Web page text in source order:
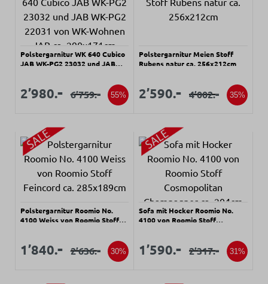
Polstergarnitur WK 640 Cubico
JAB WK-PG2 23032 und JAB
Verkaufspreis:
Verkaufspreis:
2’980.- Regulärer Preis:
6’759.- 55%
Polstergarnitur Meien Stoff
Rubens natur ca. 256x212cm
Verkaufspreis:
Verkaufspreis:
2’590.- Regulärer Preis:
4’002.- 35%
Polstergarnitur Roomio No.
4100 Weiss von Roomio Stoff
Verkaufspreis:
Verkaufspreis:
1’840.- Regulärer Preis:
2’636.- 30%
Sofa mit Hocker Roomio No.
4100 von Roomio Stoff
Verkaufspreis:
Verkaufspreis:
1’590.- Regulärer Preis:
2’317.- 31%